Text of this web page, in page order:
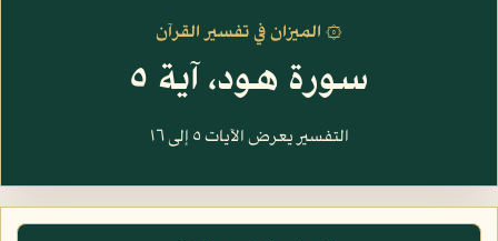
۞ الميزان في تفسير القرآن
سورة هود، آية ٥
التفسير يعرض الآيات ٥ إلى ١٦